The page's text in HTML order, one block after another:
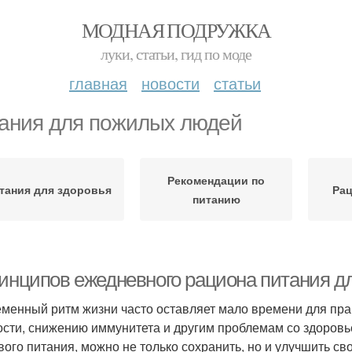
МОДНАЯ ПОДРУЖКА
луки, статьи, гид по моде
главная новости статьи
для пожилых людей
для здоровья
Рекомендации по
питанию
ежедневного рациона питания
ритм жизни часто оставляет мало времени для
снижению иммунитета и другим проблемам со
питания, можно не только сохранить, но и улучшить